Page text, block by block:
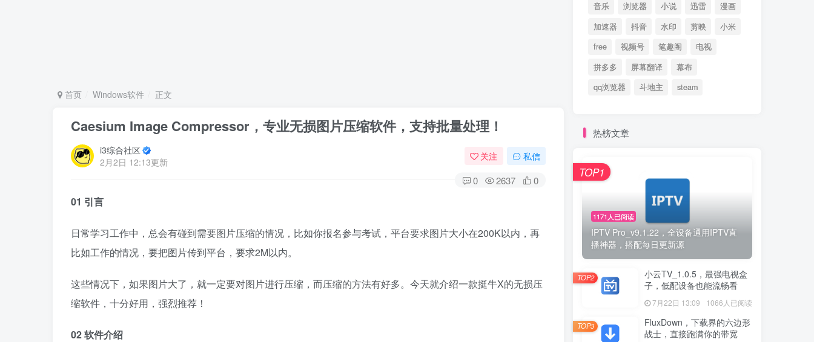
首页 Windows软件 正文
Caesium Image Compressor，专业无损图片压缩软件，支持批量处理！
i3综合社区
2月2日 12:13更新
关注 私信
0 2637 0
01 引言
日常学习工作中，总会有碰到需要图片压缩的情况，比如你报名参与考试，平台要求图片大小在200K以内，再
比如工作的情况，要把图片传到平台，要求2M以内。
这些情况下，如果图片大了，就一定要对图片进行压缩，而压缩的方法有好多。今天就介绍一款挺牛X的无损压
缩软件，十分好用，强烈推荐！
02 软件介绍
音乐 浏览器 小说 迅雷
漫画
加速器
抖音 水印 剪映
小米
free
视频号 笔趣阁
电视
拼多多
屏幕翻译
幕布
qq浏览器
斗地主 steam
热榜文章
1171人已阅读
IPTV Pro_v9.1.22，全设备通用IPTV直
播神器，搭配每日更新源
TOP1
小云TV_1.0.5，最强电视盒
子，低配设备也能流畅看
7月22日 13:09 1066人已阅读
TOP2
FluxDown，下载界的六边形
战士，直接跑满你的带宽
TOP3